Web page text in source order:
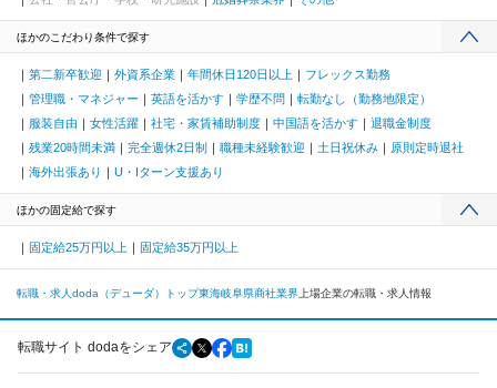
ほかのこだわり条件で探す
第二新卒歓迎 外資系企業 年間休日120日以上
フレックス勤務
管理職・マネジャー
英語を活かす 学歴不問
転勤なし（勤務地限定）
服装自由
女性活躍 社宅・家賃補助制度 中国語を活かす
退職金制度
残業20時間未満
完全週休2日制 職種未経験歓迎 土日祝休み
原則定時退社
海外出張あり
U・Iターン支援あり
ほかの固定給で探す
固定給25万円以上 固定給35万円以上
転職・求人doda（デューダ）トップ東海岐阜県商社業界 上場企業の転職・求人情報
転職サイト dodaをシェア